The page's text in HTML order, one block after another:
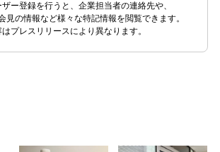
ー登録を行うと、企業担当者の連絡先や、
見の情報など様々な特記情報を閲覧できます。
プレスリリースにより異なります。